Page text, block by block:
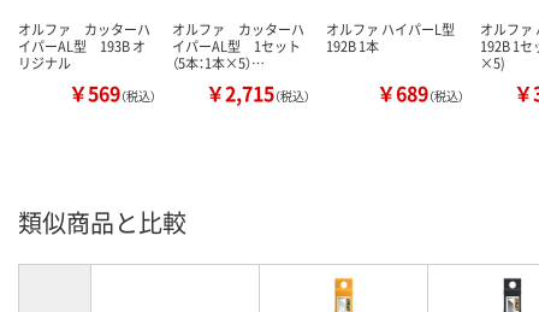
オルファ カッターハ
イパーAL型 193B オ
リジナル
￥569（税込）
オルファ カッターハ
イパーAL型 1セット
（5本：1本×5）…
￥2,715（税込）
オルファ ハイパーL型
192B 1本
￥689（税込）
オルファ
192B 1セ
×5)
類似商品と比較